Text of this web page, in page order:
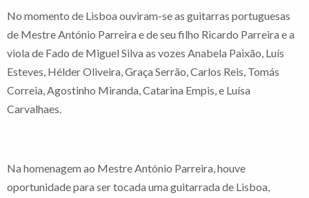
No momento de Lisboa ouviram-se as guitarras portuguesas
de Mestre António Parreira e de seu filho Ricardo Parreira e a
viola de Fado de Miguel Silva as vozes Anabela Paixão, Luís
Esteves, Hélder Oliveira, Graça Serrão, Carlos Reis, Tomás
Correia, Agostinho Miranda, Catarina Empis, e Luísa
Carvalhaes.
Na homenagem ao Mestre António Parreira, houve
oportunidade para ser tocada uma guitarrada de Lisboa,